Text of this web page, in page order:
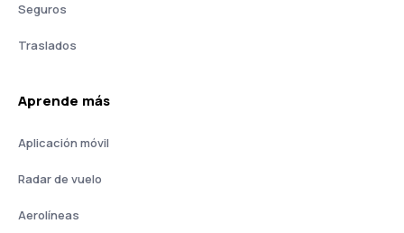
Seguros
Traslados
Aprende más
Aplicación móvil
Radar de vuelo
Aerolíneas